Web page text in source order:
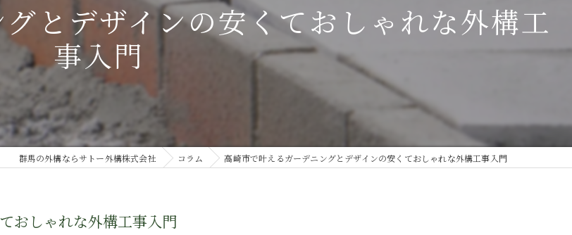
新築
リフォーム
とデザインの安くておしゃれな外構工
事入門
群馬の外構ならサトー外構株式会社 コラム 高崎市で叶えるガーデニングとデザインの安くておしゃれな外構工事入門
おしゃれな外構工事入門